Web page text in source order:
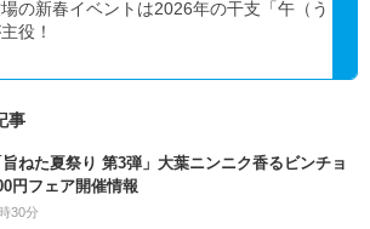
の新春イベントは2026年の干支「午（う
役！
事
ねた夏祭り 第3弾」大葉ニンニク香るビンチョ
円フェア開催情報
30分